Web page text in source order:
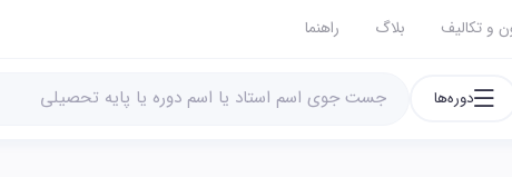
و تکالیف بلاگ راهنما
دوره‌ها